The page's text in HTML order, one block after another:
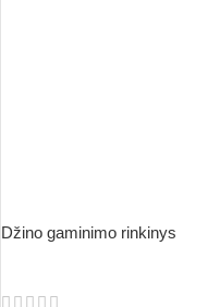
Džino gaminimo rinkinys